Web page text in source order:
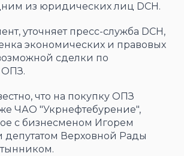
из юридических лиц DCH.
уточняет пресс-служба DCH,
экономических и правовых
сделки по
что на покупку ОПЗ
ЧАО "Укрнефтебурение",
с бизнесменом Игорем
Верховной Рады